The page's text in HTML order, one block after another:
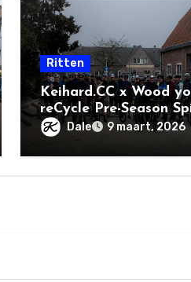
Ritten
Keihard.CC x Wood
reCycle Pre-Season
Dale 9 maart, 2026